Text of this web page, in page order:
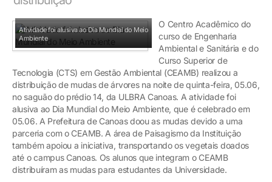
Atividade foi alusiva ao Dia Mundial do Meio
Ambiente
O Centro Acadêmico do
curso de Engenharia
Ambiental e Sanitária e do
Curso Superior de
Tecnologia (CTS) em Gestão Ambiental (CEAMB) realizou a
distribuição de mudas de árvores na noite de quinta-feira, 05.06,
no saguão do prédio 14, da ULBRA Canoas. A atividade foi
alusiva ao Dia Mundial do Meio Ambiente, que é celebrado em
05.06. A Prefeitura de Canoas doou as mudas devido a uma
parceria com o CEAMB. A área de Paisagismo da Instituição
também apoiou a iniciativa, transportando os vegetais doados
até o campus Canoas. Os alunos que integram o CEAMB
distribuíram as mudas para estudantes da Universidade.